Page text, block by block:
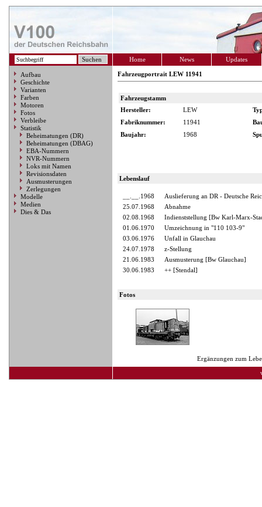
Home News Updates
Aufbau
Geschichte
Varianten
Farben
Motoren
Fotos
Verbleibe
Statistik
Beheimatungen (DR)
Beheimatungen (DBAG)
EBA-Nummern
NVR-Nummern
Loks mit Namen
Revisionsdaten
Ausmusterungen
Zerlegungen
Modelle
Medien
Dies & Das
Fahrzeugportrait LEW 11941
Fahrzeugstamm
Hersteller:
LEW
Fabriknummer:
11941
Baujahr:
1968
Lebenslauf
__.__.1968
Auslieferung an DR - Deutsche
25.07.1968
Abnahme
02.08.1968
Indienststellung [Bw Karl-Marx-
01.06.1970
Umzeichnung in "110 103-9"
03.06.1976
Unfall in Glauchau
24.07.1978
z-Stellung
21.06.1983
Ausmusterung [Bw Glauchau]
30.06.1983
++ [Stendal]
Fotos
Ergänzungen zum